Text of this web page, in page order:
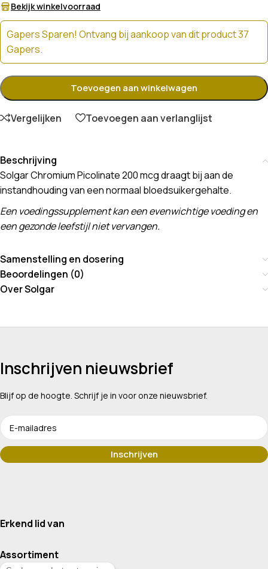
Bekijk winkelvoorraad
Gapers Sparen! Ontvang bij aankoop van dit product 37
Gapers.
Toevoegen aan winkelwagen
Vergelijken Toevoegen aan verlanglijst
Beschrijving
Solgar Chromium Picolinate 200 mcg draagt bij aan de
instandhouding van een normaal bloedsuikergehalte.
Een voedingssupplement kan een evenwichtige voeding en
een gezonde leefstijl niet vervangen.
Samenstelling en dosering
Beoordelingen (0)
Over Solgar
Inschrijven nieuwsbrief
Blijf op de hoogte. Schrijf je in voor onze nieuwsbrief.
Erkend lid van
Assortiment